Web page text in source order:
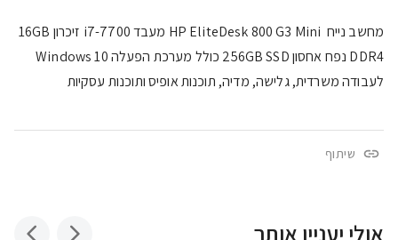
מחשב נייח HP EliteDesk 800 G3 Mini מעבד i7-7700 זיכרון 16GB
DDR4 נפח אחסון 256GB SSD כולל מערכת הפעלה Windows 10
לעבודה משרדית, גלישה, מדיה, תוכנות אופיס ותוכנות עסקיות
שיתוף
אולי יעניין אותך